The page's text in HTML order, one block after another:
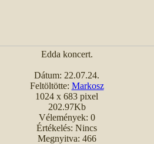
Edda koncert.
Dátum: 22.07.24.
Feltöltötte: Markosz
1024 x 683 pixel
202.97Kb
Vélemények: 0
Értékelés: Nincs
Megnyitva: 466